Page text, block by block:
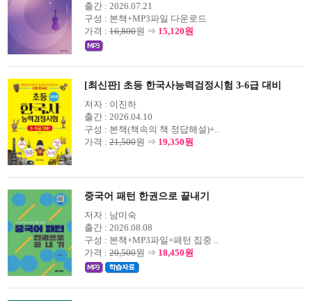
출간 : 2026.07.21
구성 : 본책+MP3파일 다운로드
가격 : 16,800원 ⇒ 15,120원
[최신판] 초등 한국사능력검정시험 3-6급 대비
저자 : 이진하
출간 : 2026.04.10
구성 : 본책(책속의 책 정답해설)+..
가격 : 21,500원 ⇒ 19,350원
중국어 패턴 한권으로 끝내기
저자 : 남미숙
출간 : 2026.08.08
구성 : 본책+MP3파일+패턴 집중 ..
가격 : 20,500원 ⇒ 18,450원